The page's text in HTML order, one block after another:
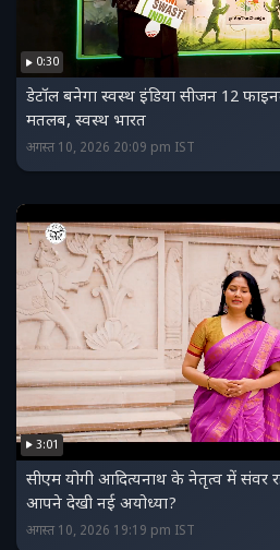
0:30
डेटॉल बनेगा स्वस्थ इंडिया सीजन 12
मतलब, स्वस्थ भारत
अगस्त 10, 2026 20:09 pm IST
3:01
सीएम योगी आदित्यनाथ के नेतृत्व में संवर
आपने देखी नई अयोध्या?
अगस्त 10, 2026 19:19 pm IST